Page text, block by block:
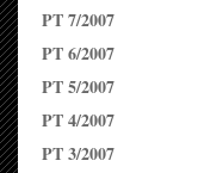
PT 7/2007
PT 6/2007
PT 5/2007
PT 4/2007
PT 3/2007